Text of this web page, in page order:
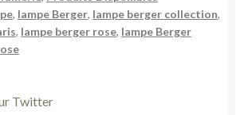
, lampe Berger, lampe berger collection,
, lampe berger rose, lampe Berger
Twitter